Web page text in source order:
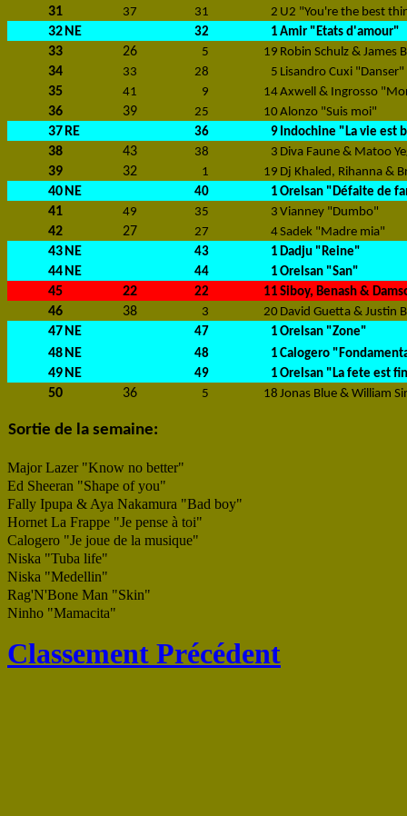
31 37 31 2 U2 "You're the best
32 NE 32 1 Amir "Etats d'amour"
33 26 5 19 Robin Schulz & James
34 33 28 5 Lisandro Cuxi "Danser"
35 41 9 14Axwell & Ingrosso
36 39 25 10Alonzo "Suis moi"
37 RE 36 9 Indochine "La vie est
38 43 38 3 Diva Faune & Matoo
39 32 1 19 Dj Khaled, Rihanna &
40 NE 40 1 Orelsan "Défaite de
41 49 35 3 Vianney "Dumbo"
42 27 27 4Sadek "Madre mia"
43 NE 43 1 Dadju "Reine"
44 NE 44 1 Orelsan "San"
45 22 22 11 Siboy, Benash &
46 38 3 20 David Guetta & Justin
47 NE 47 1 Orelsan "Zone"
48 NE 48 1 Calogero
49 NE 49 1 Orelsan "La fete est
50 36 5 18 Jonas Blue & William
Sortie de la semaine:
Major Lazer "Know no better"
Ed Sheeran "Shape of you"
Fally Ipupa & Aya Nakamura "Bad boy"
Hornet La Frappe "Je pense à toi"
Calogero "Je joue de la musique"
Niska "Tuba life"
Niska "Medellin"
Rag'N'Bone Man "Skin"
Ninho "Mamacita"
Classement Précédent